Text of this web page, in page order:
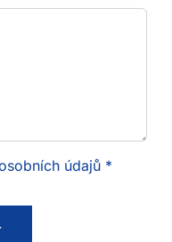
údajů *